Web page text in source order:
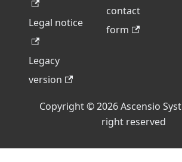
Legal notice
Legacy
version
contact
form
Copyright © 2026 Ascensio
right reserved